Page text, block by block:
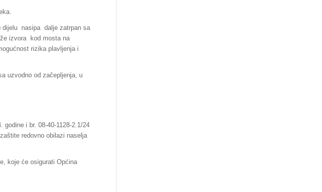
dijelu nasipa dalje zatrpan sa
izvora kod mosta na
rizika plavljenja i
uzvodno od začepljenja, u
godine i br. 08-40-1128-2.1/24
redovno obilazi naselja
koje će osigurati Općina